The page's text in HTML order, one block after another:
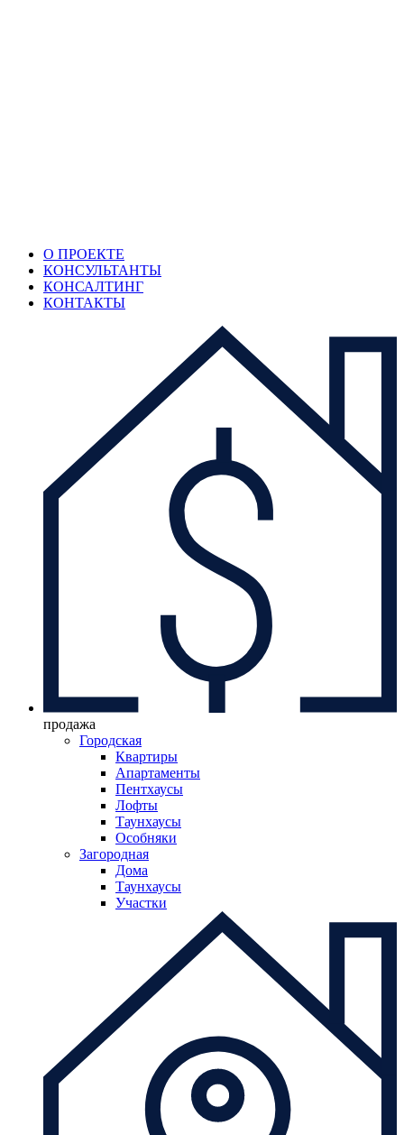
О ПРОЕКТЕ
КОНСУЛЬТАНТЫ
КОНСАЛТИНГ
КОНТАКТЫ
продажа
Городская
Квартиры
Апартаменты
Пентхаусы
Лофты
Таунхаусы
Особняки
Загородная
Дома
Таунхаусы
Участки